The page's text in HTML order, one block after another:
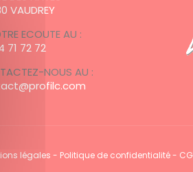
VAUDREY
ECOUTE AU :
71 72 72
NOUS AU :
légales - Politique de confidentialité-